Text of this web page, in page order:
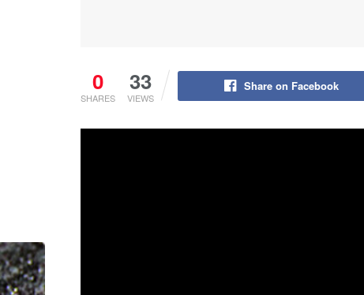
0
SHARES
33
VIEWS
Share on Facebook